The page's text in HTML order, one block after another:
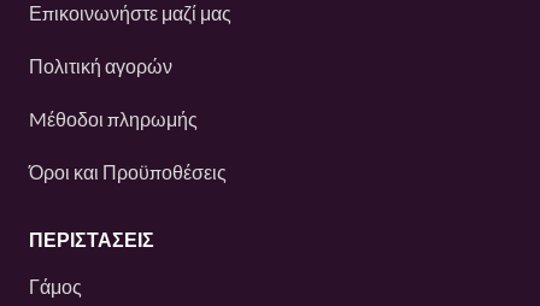
Επικοινωνήστε μαζί μας
Πολιτική αγορών
Mέθοδοι πληρωμής
Όροι και Προϋποθέσεις
ΠΕΡΙΣΤΆΣΕΙΣ
Γάμος